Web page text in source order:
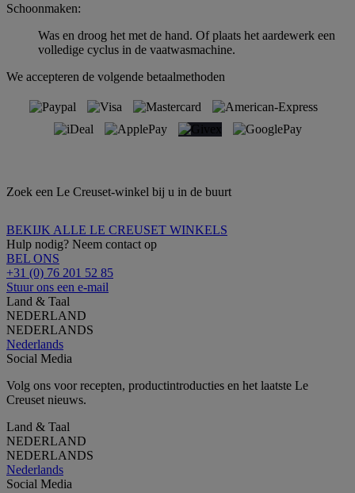
Schoonmaken:
Was en droog het met de hand. Of plaats het aardewerk een
volledige cyclus in de vaatwasmachine.
We accepteren de volgende betaalmethoden
Zoek een Le Creuset-winkel bij u in de buurt
BEKIJK ALLE LE CREUSET WINKELS
Hulp nodig? Neem contact op
BEL ONS
+31 (0) 76 201 52 85
Stuur ons een e-mail
Land & Taal
NEDERLAND
NEDERLANDS
Nederlands
Social Media
Volg ons voor recepten, productintroducties en het laatste Le
Creuset nieuws.
Land & Taal
NEDERLAND
NEDERLANDS
Nederlands
Social Media